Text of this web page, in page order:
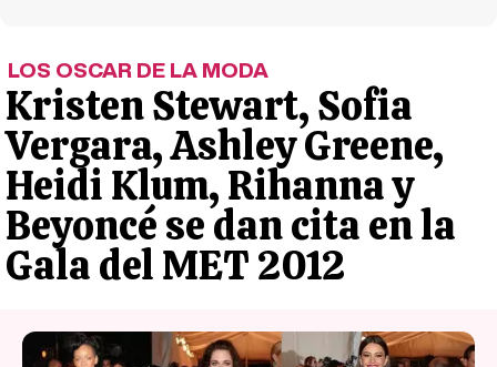
LOS OSCAR DE LA MODA
Kristen Stewart, Sofia
Vergara, Ashley Greene,
Heidi Klum, Rihanna y
Beyoncé se dan cita en la
Gala del MET 2012